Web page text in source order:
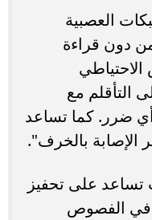
العصبية
دون قراءة
التأقلم مع
أي ضرر. كما تساعد
الإصابة بالخرف".
تساعد على تحفيز
في الفصوص